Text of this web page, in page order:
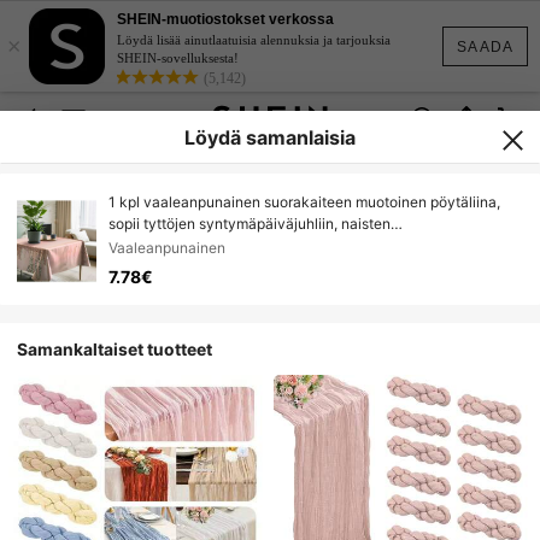
SAADA
×
SHEIN-muotiostokset verkossa
Löydä lisää ainutlaatuisia alennuksia ja tarjouksia
SHEIN-sovelluksesta!
(5,142)
Löydä samanlaisia
1 kpl vaaleanpunainen suorakaiteen muotoinen pöytäliina,
sopii tyttöjen syntymäpäiväjuhliin, naisten
syntymäpäiväjuhliin, vuosipäivään, koristeelliseen
pöytäliinaan, syntymäpäiväjuhlatarvikkeisiin
Vaaleanpunainen
7.78€
Samankaltaiset tuotteet